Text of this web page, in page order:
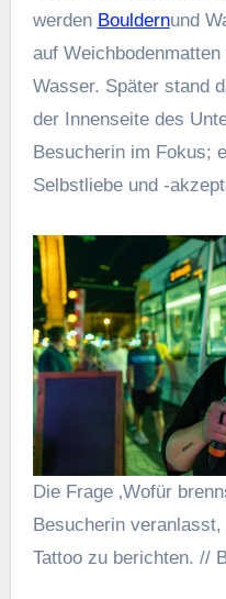
werden Bouldernund
auf
Wasser. Später stand
der Innenseite des
Besucherin im Fokus;
Selbstliebe und -
Die Frage ‚Wofür
Besucherin veranlasst,
Tattoo zu berichten. //